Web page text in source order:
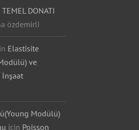
DONATI
Elastisite
ve
Modülü)